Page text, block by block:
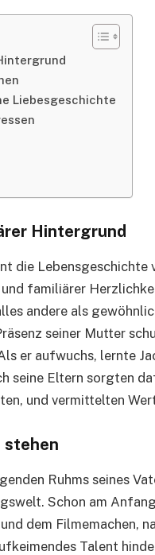
Liebesgeschichte
Hintergrund
die Lebensgeschichte
und familiärer
andere als
seiner Mutter
er aufwuchs, lernte
seine Eltern sorgten
und vermittelten
stehen
Ruhms seines
Schon am
dem Filmemachen,
Talent